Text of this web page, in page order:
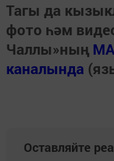
Тагы да
фото һәм
Чаллы»ның
каналында
Оставляйте